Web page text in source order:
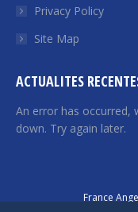
Privacy Policy
Site Map
ACTUALITES
An error has occurred,
down. Try again later.
France